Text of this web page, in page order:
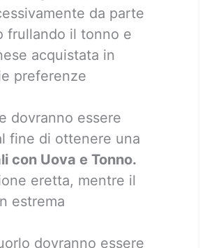
da parte
frullando il tonno e
acquistata in
preferenze
dovranno essere
fine di ottenere una
con Uova e Tonno.
eretta, mentre il
estrema
dovranno essere